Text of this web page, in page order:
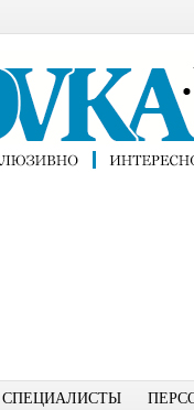
СПЕЦИАЛИСТЫ